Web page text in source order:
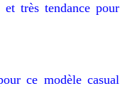
très tendance pour
ce modèle casual